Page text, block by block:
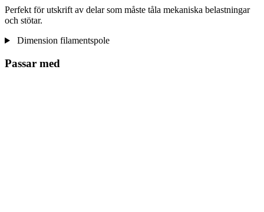
Perfekt för utskrift av delar som måste tåla mekaniska belastningar
och stötar.
Dimension filamentspole
Passar med